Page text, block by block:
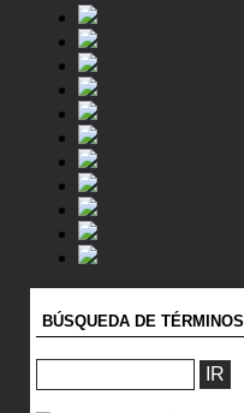
BÚSQUEDA DE TÉRMINOS